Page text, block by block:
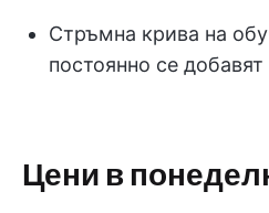
Стръмна крива на
постоянно се
Цени в